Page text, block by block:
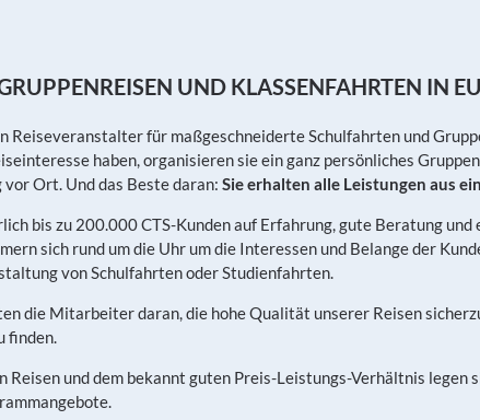
UND KLASSENFAHRTEN IN
Reiseveranstalter für maßgeschneiderte Schulfahrten und
haben, organisieren sie ein ganz persönliches
Ort. Und das Beste daran: Sie erhalten alle Leistungen aus
bis zu 200.000 CTS-Kunden auf Erfahrung, gute Beratung
sich rund um die Uhr um die Interessen und Belange der
von Schulfahrten oder Studienfahrten.
die Mitarbeiter daran, die hohe Qualität unserer Reisen
finden.
Reisen und dem bekannt guten Preis-Leistungs-Verhältnis